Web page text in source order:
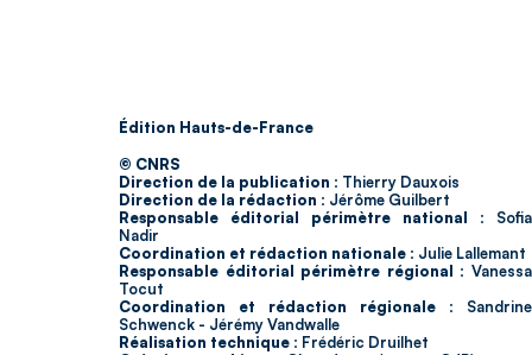
Édition Hauts-de-France
© CNRS
Direction de la publication : Thierry Dauxois
Direction de la rédaction : Jérôme Guilbert
Responsable éditorial périmètre national : Sofia
Nadir
Coordination et rédaction nationale : Julie Lallemant
Responsable éditorial périmètre régional : Vanessa
Tocut
Coordination et rédaction régionale : Sandrine
Schwenck - Jérémy Vandwalle
Réalisation technique : Frédéric Druilhet